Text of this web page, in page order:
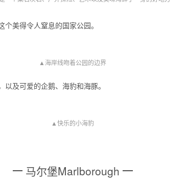
美得令人窒息的国家公园。
▲海岸线吻着公园的边界
及可爱的企鹅、海豹和海豚。
▲快乐的小海豹
马尔堡Marlborough